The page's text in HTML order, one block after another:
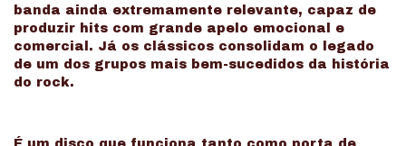
banda ainda extremamente relevante, capaz de
produzir hits com grande apelo emocional e
comercial. Já os clássicos consolidam o legado
de um dos grupos mais bem-sucedidos da história
do rock.